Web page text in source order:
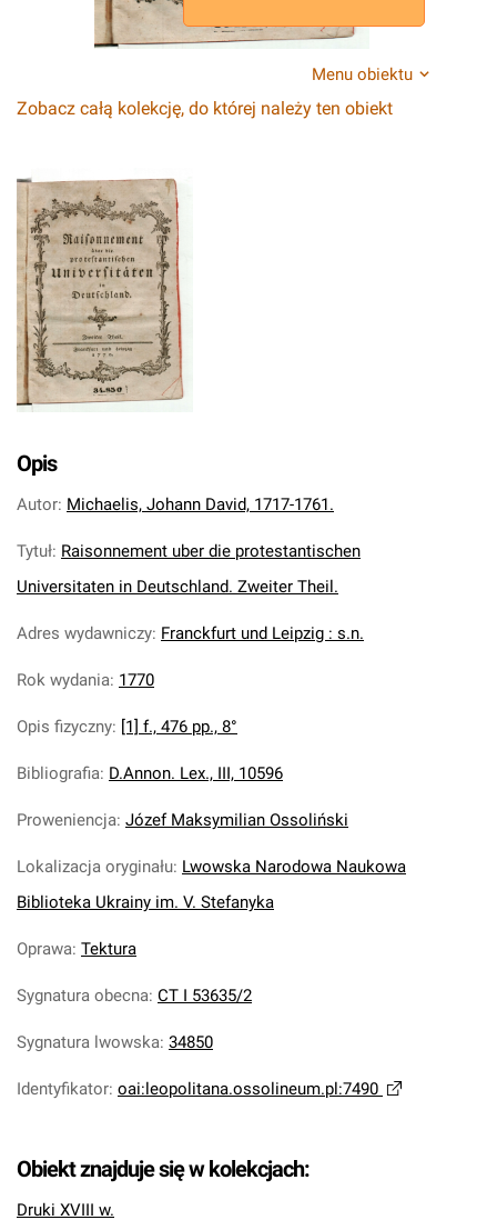
Menu obiektu
Zobacz całą kolekcję, do której należy ten obiekt
Opis
Autor: Michaelis, Johann David, 1717-1761.
Tytuł: Raisonnement uber die protestantischen
Universitaten in Deutschland. Zweiter Theil.
Adres wydawniczy: Franckfurt und Leipzig : s.n.
Rok wydania: 1770
Opis fizyczny: [1] f., 476 pp., 8°
Bibliografia: D.Annon. Lex., III, 10596
Proweniencja: Józef Maksymilian Ossoliński
Lokalizacja oryginału: Lwowska Narodowa Naukowa
Biblioteka Ukrainy im. V. Stefanyka
Oprawa: Tektura
Sygnatura obecna: CT I 53635/2
Sygnatura lwowska: 34850
Identyfikator: oai:leopolitana.ossolineum.pl:7490
Obiekt znajduje się w kolekcjach:
Druki XVIII w.